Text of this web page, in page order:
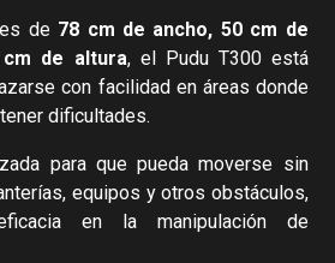
con diferentes accesorios y
Software para adaptarse a las
de su industria.